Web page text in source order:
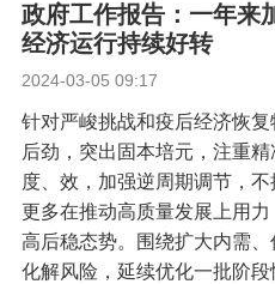
政府工作报告：一年来
经济运行持续好转
2024-03-05 09:17
针对严峻挑战和疫后经济恢
后劲，突出固本培元，注重精
度、效，加强逆周期调节，不
更多在推动高质量发展上用
高后稳态势。围绕扩大内需
化解风险，延续优化一批阶